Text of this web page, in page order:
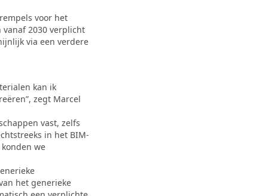
voor het
2030 verplicht
via een verdere
kan ik
zegt Marcel
vast, zelfs
in het BIM-
we
het generieke